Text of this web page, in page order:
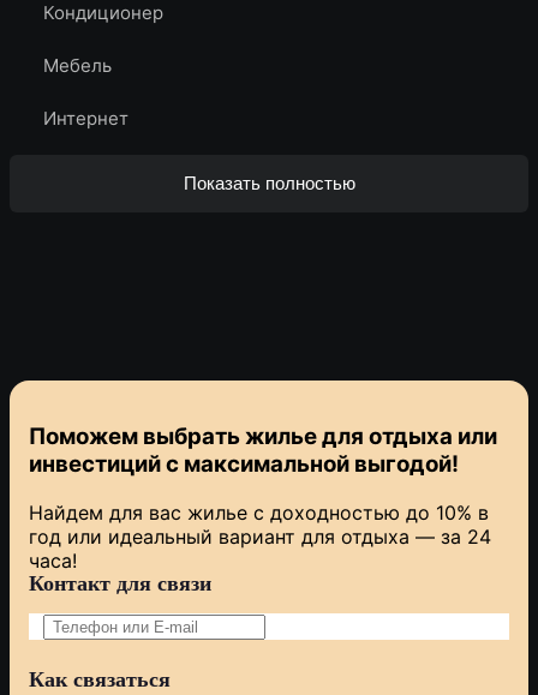
Кондиционер
Мебель
Интернет
Показать полностью
Поможем выбрать жилье для отдыха или
инвестиций с максимальной выгодой!
Найдем для вас жилье с доходностью до 10% в
год или идеальный вариант для отдыха — за 24
часа!
Контакт для связи
Как связаться